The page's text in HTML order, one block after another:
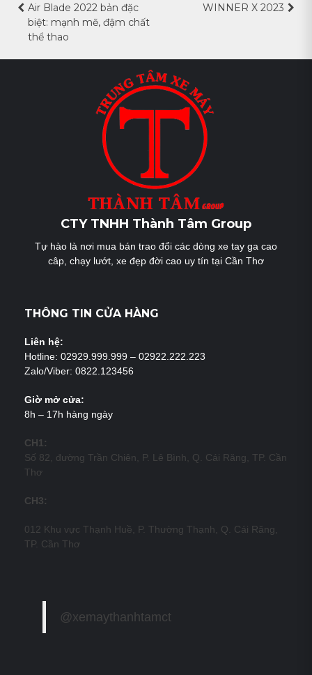
Điều
hướng
bài
Air Blade 2022 bản đặc
biệt: mạnh mẽ, đậm chất
thể thao
WINNER X 2023
CTY TNHH Thành Tâm Group
Tự hào là nơi mua bán trao đổi các dòng xe tay ga cao
câp, chạy lướt, xe đẹp đời cao uy tín tại Cần Thơ
THÔNG TIN CỬA HÀNG
Liên hệ:
Hotline: 02929.999.999 – 02922.222.223
Zalo/Viber: 0822.123456
Giờ mở cửa:
8h – 17h hàng ngày
CH1:
Số 82, đường Trần Chiên, P. Lê Bình, Q. Cái Răng, TP. Cần
Thơ
CH3:
012 Khu vực Thạnh Huề, P. Thường Thạnh, Q. Cái Răng,
TP. Cần Thơ
@xemaythanhtamct